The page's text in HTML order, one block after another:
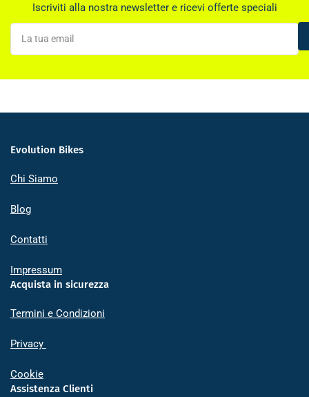
Iscriviti alla nostra newsletter e ricevi offerte speciali
La
tua
email
Evolution Bikes
Chi Siamo
Blog
Contatti
Impressum
Acquista in sicurezza
Termini e Condizioni
Privacy
Cookie
Assistenza Clienti